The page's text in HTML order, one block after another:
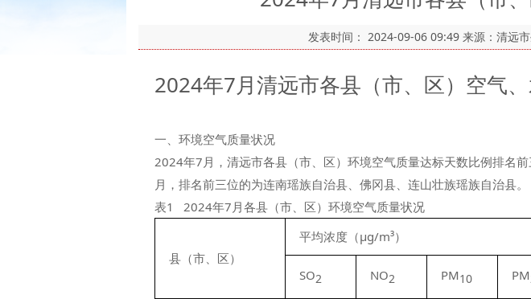
发表时间： 2024-09-06 09:49 来源：清
2024年7月清远市各县（市、区）空气
一、环境空气质量状况
2024年7月，清远市各县（市、区）环境空气质量达标天数比例排名
月，排名前三位的为连南瑶族自治县、佛冈县、连山壮族瑶族自治县。
表1 2024年7月各县（市、区）环境空气质量状况
县（市、区）
平均浓度（μg/m³）
SO2 NO2 PM10 PM